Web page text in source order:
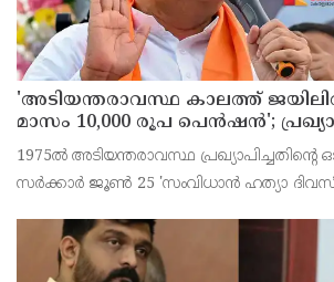
'അടിയന്തരാവസ്ഥ കാലത്ത്
മാസം 10,000 രൂപ പെന്‍ഷന്‍';
ബംഗാള്‍ സര്‍ക്കാര്‍
1975ല്‍ അടിയന്തരാവസ്ഥ പ്രഖ്യാപിച്ചതിന്റെ
സര്‍ക്കാര്‍ ജൂണ്‍ 25 'സംവിധാന്‍ ഹത്യാ